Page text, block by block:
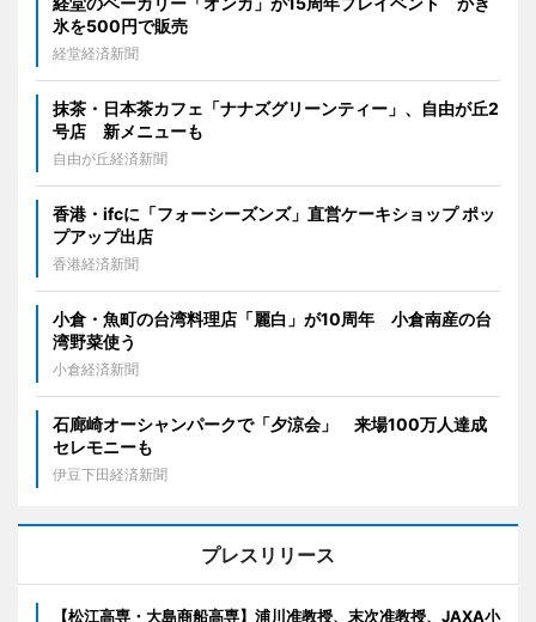
氷を500円で販売
経堂経済新聞
抹茶・日本茶カフェ「ナナズグリーンティー」、自由が丘2
号店 新メニューも
自由が丘経済新聞
香港・ifcに「フォーシーズンズ」直営ケーキショップ ポッ
プアップ出店
香港経済新聞
小倉・魚町の台湾料理店「麗白」が10周年 小倉南産の台
湾野菜使う
小倉経済新聞
石廊崎オーシャンパークで「夕涼会」 来場100万人達成
セレモニーも
伊豆下田経済新聞
プレスリリース
【松江高専・大島商船高専】浦川准教授、末次准教授、JAXA小